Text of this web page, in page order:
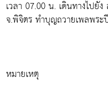
เวลา 07.00 น. เดินทางไป
จ.พิจิตร ทำบุญถวายเพลพระ
หมายเหตุ